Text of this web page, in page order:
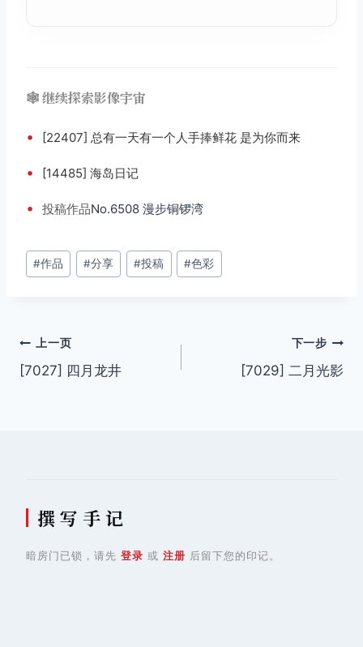
🕸️ 继续探索影像宇宙
• [22407] 总有一天有一个人手捧鲜花 是为你而来
• [14485] 海岛日记
• 投稿作品No.6508 漫步铜锣湾
文
章
#作品 #分享 #投稿 #色彩
文
章
上一页
[7027] 四月龙井
下一步
[7029] 二月光影
撰 写 手 记
暗房门已锁，请先 登录 或 注册 后留下您的印记。